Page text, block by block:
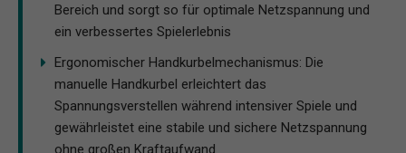
Bereich und sorgt so für optimale Netzspannung und
ein verbessertes Spielerlebnis
Ergonomischer Handkurbelmechanismus: Die
manuelle Handkurbel erleichtert das
Spannungsverstellen während intensiver Spiele und
gewährleistet eine stabile und sichere Netzspannung
ohne großen Kraftaufwand